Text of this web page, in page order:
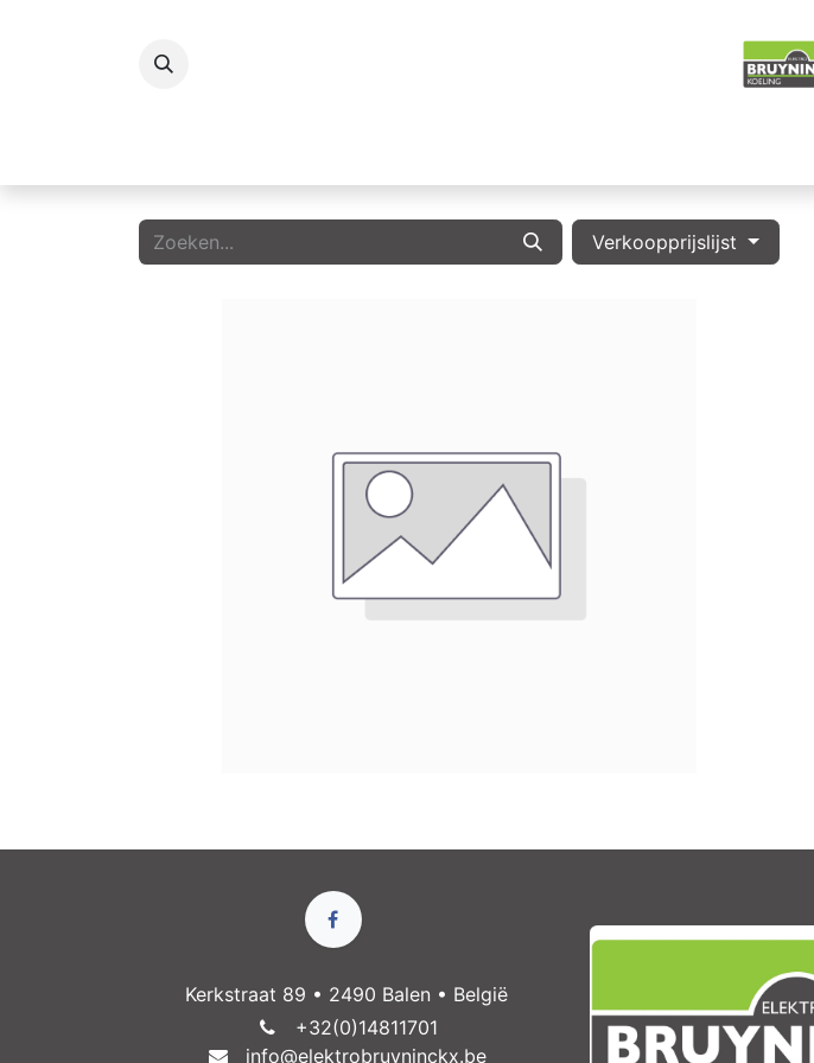
Verkoopprijslijst
Kerkstraat 89 • 2490 Balen • België
+32(0)14811​701
info@elektrobruyninckx.be